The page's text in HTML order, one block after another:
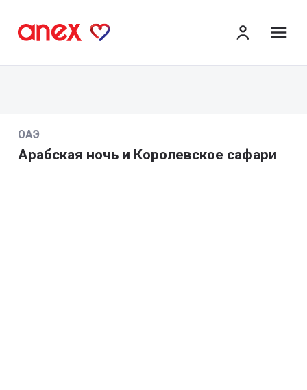
ОАЭ
Арабская ночь и Королевское сафари